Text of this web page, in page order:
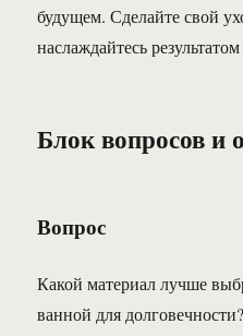
будущем. Сделайте свой
наслаждайтесь
Блок вопросов и
Вопрос
Какой материал лучше
ванной для долговечности?